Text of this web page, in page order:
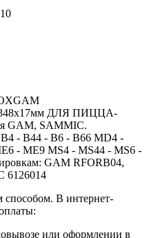
ДЛЯ ПИЦЦА-
GAM, SAMMIC.
B4 - B44 - B6 - B66 MD4 -
- ME9 MS4 - MS44 - MS6 -
GAM RFORB04,
6126014
В интернет-
или оформлении в